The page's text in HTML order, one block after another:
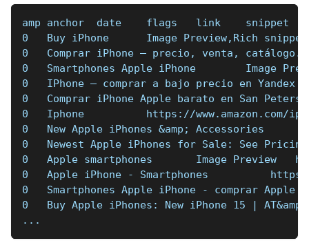
amp anchor  date    flags   link    snippet
0   Buy iPhone      Image Preview,Rich
0   Comprar iPhone — precio, venta,
0   Smartphones Apple iPhone        Image
0   IPhone — comprar a bajo precio en Yandex
0   Comprar iPhone Apple barato en San
0   Iphone          https://www.amazon.com/
0   New Apple iPhones &amp; Accessories
0   Newest Apple iPhones for Sale: See
0   Apple smartphones       Image Preview
0   Apple iPhone - Smartphones          https://
0   Smartphones Apple iPhone - comprar
0   Buy Apple iPhones: New iPhone 15 |
...